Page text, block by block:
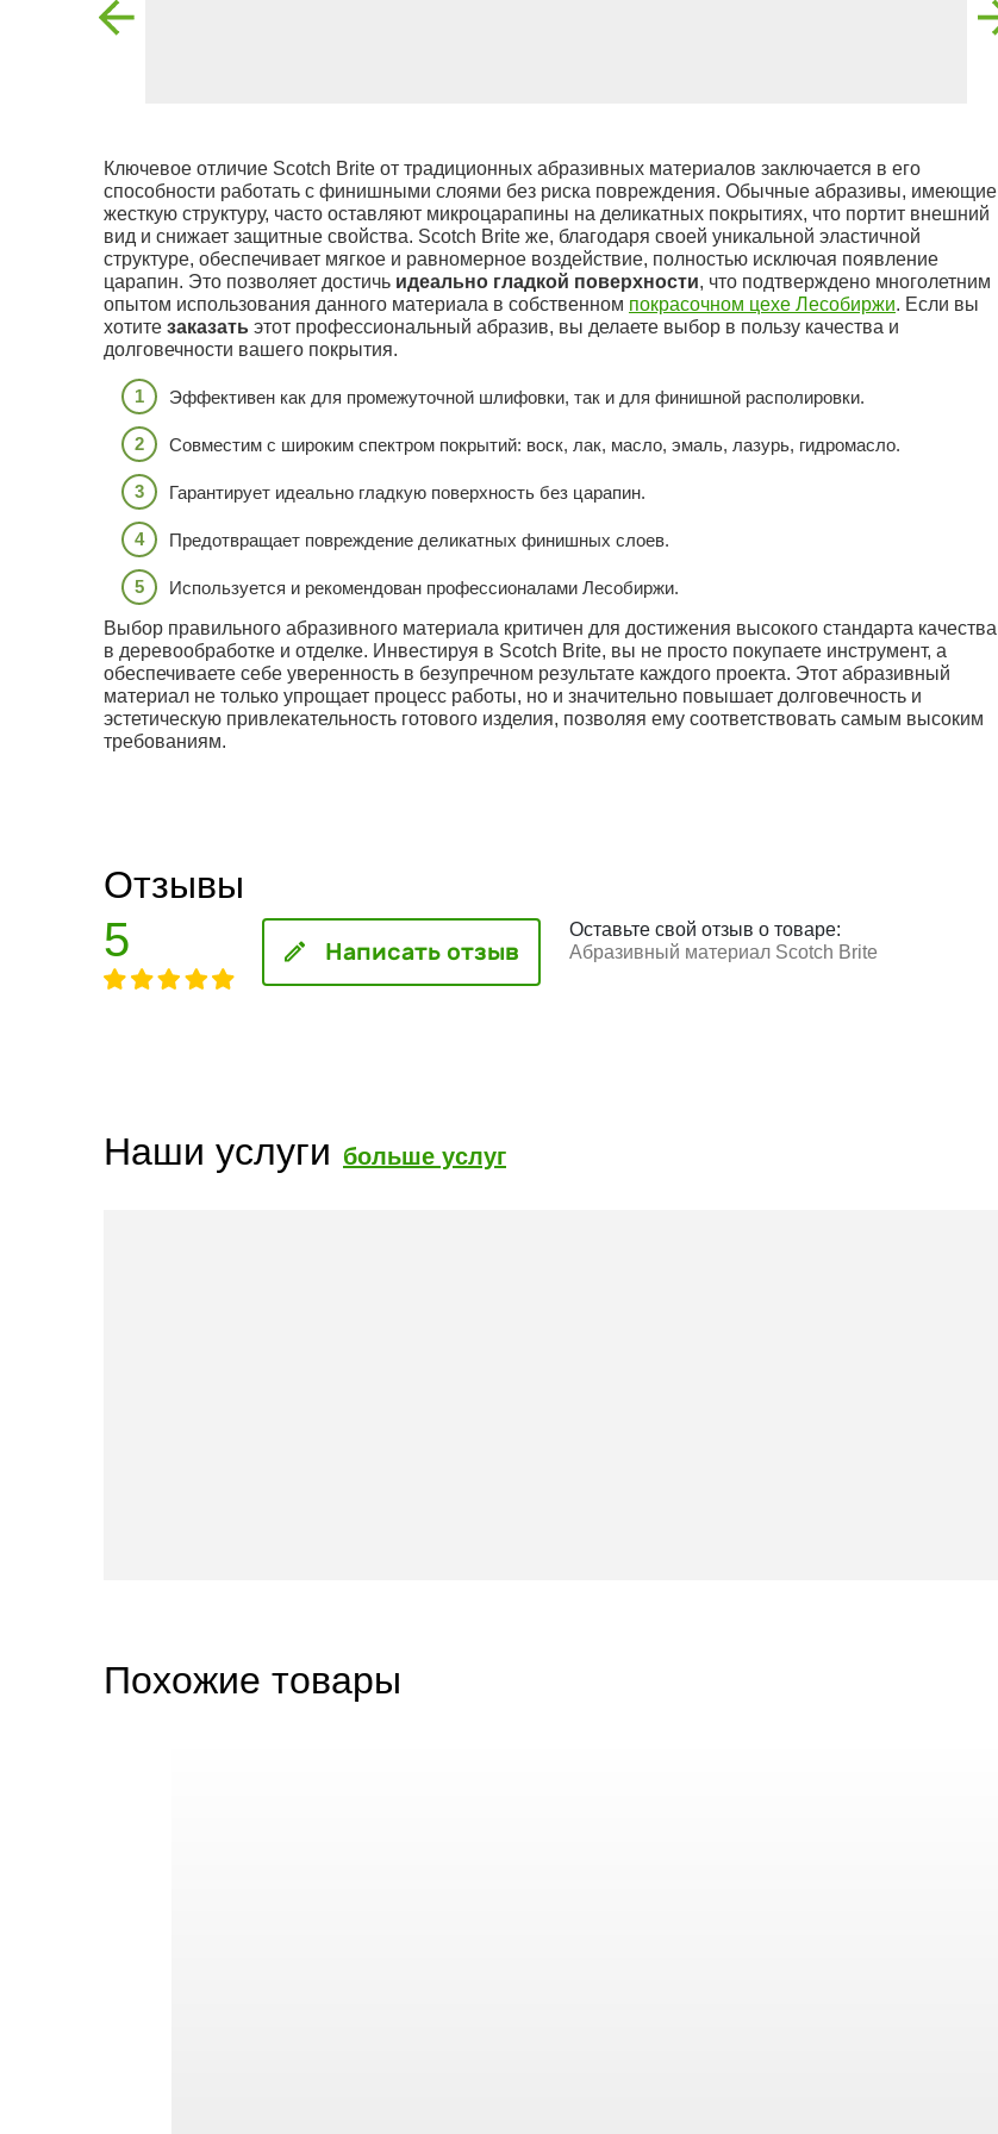
Ключевое отличие Scotch Brite от традиционных абразивных материалов заключается в его
способности работать с финишными слоями без риска повреждения. Обычные абразивы, имеющие
жесткую структуру, часто оставляют микроцарапины на деликатных покрытиях, что портит внешний
вид и снижает защитные свойства. Scotch Brite же, благодаря своей уникальной эластичной
структуре, обеспечивает мягкое и равномерное воздействие, полностью исключая появление
царапин. Это позволяет достичь идеально гладкой поверхности, что подтверждено многолетним
опытом использования данного материала в собственном покрасочном цехе Лесобиржи. Если вы
хотите заказать этот профессиональный абразив, вы делаете выбор в пользу качества и
долговечности вашего покрытия.
Эффективен как для промежуточной шлифовки, так и для финишной располировки.
Совместим с широким спектром покрытий: воск, лак, масло, эмаль, лазурь, гидромасло.
Гарантирует идеально гладкую поверхность без царапин.
Предотвращает повреждение деликатных финишных слоев.
Используется и рекомендован профессионалами Лесобиржи.
Выбор правильного абразивного материала критичен для достижения высокого стандарта качества
в деревообработке и отделке. Инвестируя в Scotch Brite, вы не просто покупаете инструмент, а
обеспечиваете себе уверенность в безупречном результате каждого проекта. Этот абразивный
материал не только упрощает процесс работы, но и значительно повышает долговечность и
эстетическую привлекательность готового изделия, позволяя ему соответствовать самым высоким
требованиям.
Отзывы
5 Написать отзыв
Оставьте свой отзыв о товаре:
Абразивный материал Scotch Brite
Наши услуги больше услуг
Похожие товары